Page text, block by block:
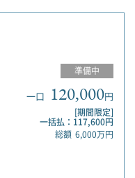
準備中
一口 120,000円
[期間限定]
一括払：117,600円
総額 6,000万円